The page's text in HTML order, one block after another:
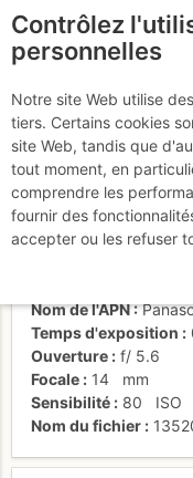
certaines pages ne sont
incomplètes,
compte sur le site.
Activités
Date/heure
30 nov.
Contributeur
zeitun
Nom de l'APN
Temps d'exposition
Ouverture
f/ 5.6
Focale
14
mm
Sensibilité
80
ISO
Nom du fichier
Contrôlez
personnelles
Notre site Web utilise
tiers. Certains cookies
site Web, tandis que
tout moment, en
comprendre les
fournir des
accepter ou les refuser